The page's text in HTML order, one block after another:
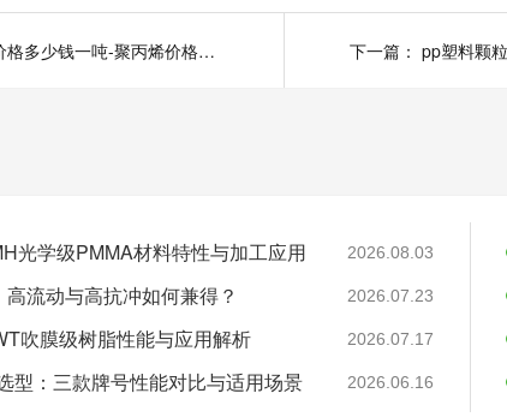
pp塑料颗粒价格多少钱一吨-聚丙烯价格（11月18日至11月22日）——青岛美丰 下一篇：
光学级PMMA材料特性与加工应用 2026.08.03
流动与高抗冲如何兼得？ 2026.07.23
吹膜级树脂性能与应用解析 2026.07.17
型：三款牌号性能对比与适用场景 2026.06.16